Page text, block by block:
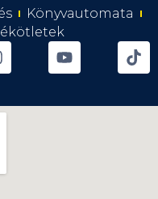
Könyvautomata